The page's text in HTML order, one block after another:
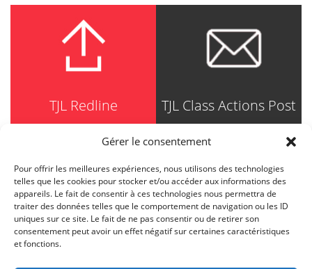
Gérer le consentement
Pour offrir les meilleures expériences, nous utilisons des technologies
telles que les cookies pour stocker et/ou accéder aux informations des
appareils. Le fait de consentir à ces technologies nous permettra de
traiter des données telles que le comportement de navigation ou les ID
uniques sur ce site. Le fait de ne pas consentir ou de retirer son
consentement peut avoir un effet négatif sur certaines caractéristiques
et fonctions.
TJL Redline TJL Class Actions Post
TRUDEL JOHNSTON & LESPÉRANCE
Avocats / Barristers & Solicitors
750, Côte de la Place d'Armes, Suite 90
Montréal (Quebec) H2Y 2X8
T514 871-8385
1-844-588-8385